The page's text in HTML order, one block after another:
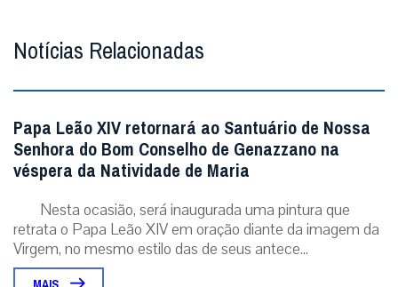
Notícias Relacionadas
Papa Leão XIV retornará ao Santuário de Nossa
Senhora do Bom Conselho de Genazzano na
véspera da Natividade de Maria
Nesta ocasião, será inaugurada uma pintura que
retrata o Papa Leão XIV em oração diante da imagem da
Virgem, no mesmo estilo das de seus antece...